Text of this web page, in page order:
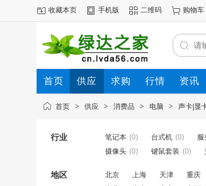
收藏本页 手机版 二维码 购物车
首页 供应 求购 行情 资讯
首页 > 供应 > 消费品 > 电脑 > 声卡|显
行业 笔记本 (0) 台式机 (0) 服
摄像头 (0) 键鼠套装 (0)
地区 北京 上海 天津 重庆